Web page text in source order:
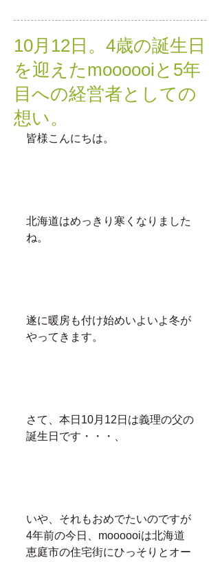
10月12日。4歳の誕生日
を迎えたmoooooiと5年
目への経営者としての
想い。
皆様こんにちは。
北海道はめっきり寒くなりました
ね。
遂に暖房も付け始めいよいよ冬が
やってきます。
さて、本日10月12日は義理の父の
誕生日です・・・、
いや、それもおめでたいのですが
4年前の今日、moooooiは北海道
恵庭市の住宅街にひっそりとオー